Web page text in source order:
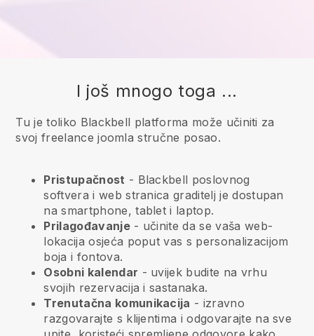
I još mnogo toga ...
Tu je toliko Blackbell platforma može učiniti za
svoj freelance joomla stručne posao.
Pristupačnost - Blackbell poslovnog
softvera i web stranica graditelj je dostupan
na smartphone, tablet i laptop.
Prilagođavanje- učinite da se vaša web-
lokacija osjeća poput vas s personalizacijom
boja i fontova.
Osobni kalendar - uvijek budite na vrhu
svojih rezervacija i sastanaka.
Trenutačna komunikacija - izravno
razgovarajte s klijentima i odgovarajte na sve